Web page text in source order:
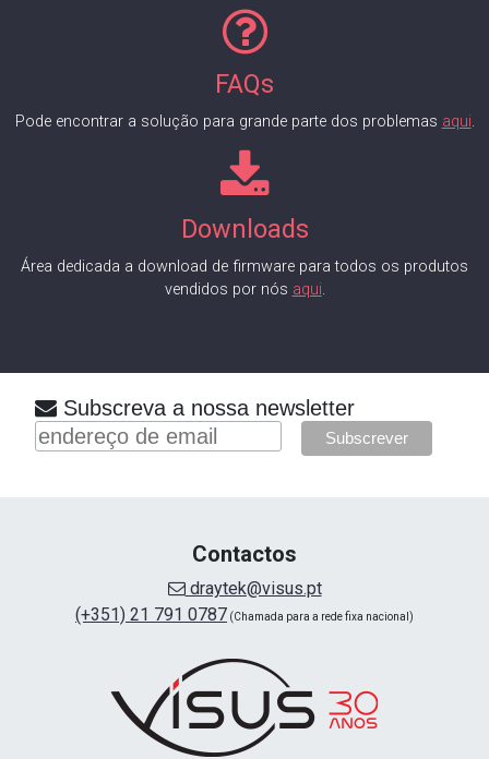
FAQs
Pode encontrar a solução para grande parte dos problemas aqui.
Downloads
Área dedicada a download de firmware para todos os produtos
vendidos por nós aqui.
Subscreva a nossa newsletter
Contactos
draytek@visus.pt
(+351) 21 791 0787 (Chamada para a rede fixa nacional)